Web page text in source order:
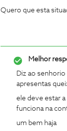
Quero que esta
Melhor
Diz ao
apresentas
ele deve estar
funciona na
um bem haja